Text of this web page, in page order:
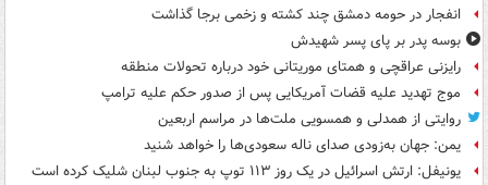
انفجار در حومه دمشق چند کشته و زخمی برجا گذاشت
بوسه‌ پدر بر پای پسر شهیدش
رایزنی عراقچی و همتای موریتانی خود درباره تحولات منطقه
موج تهدید علیه قضات آمریکایی پس از صدور حکم علیه ترامپ
روایتی از همدلی و همسویی ملت‌ها در مراسم اربعین
یمن: جهان به‌زودی صدای ناله سعودی‌ها را خواهد شنید
یونیفل: ارتش اسرائیل در یک روز ۱۱۳ توپ به جنوب لبنان شلیک کرده است